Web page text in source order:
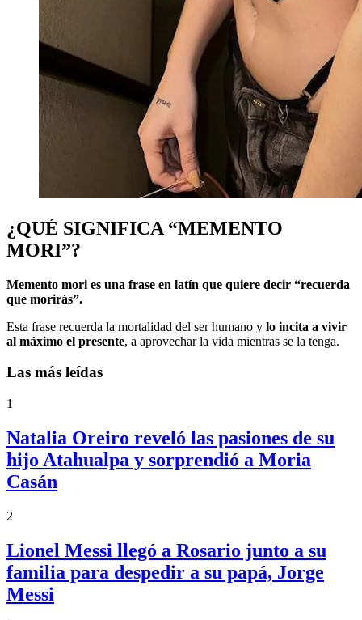
¿QUÉ SIGNIFICA “MEMENTO
MORI”?
Memento mori es una frase en latín que quiere decir “recuerda
que morirás”.
Esta frase recuerda la mortalidad del ser humano y lo incita a vivir
al máximo el presente, a aprovechar la vida mientras se la tenga.
Las más leídas
1
Natalia Oreiro reveló las pasiones de su
hijo Atahualpa y sorprendió a Moria
Casán
2
Lionel Messi llegó a Rosario junto a su
familia para despedir a su papá, Jorge
Messi